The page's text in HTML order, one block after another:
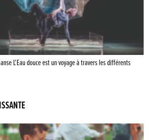
L’Eau douce est un voyage à travers les différents